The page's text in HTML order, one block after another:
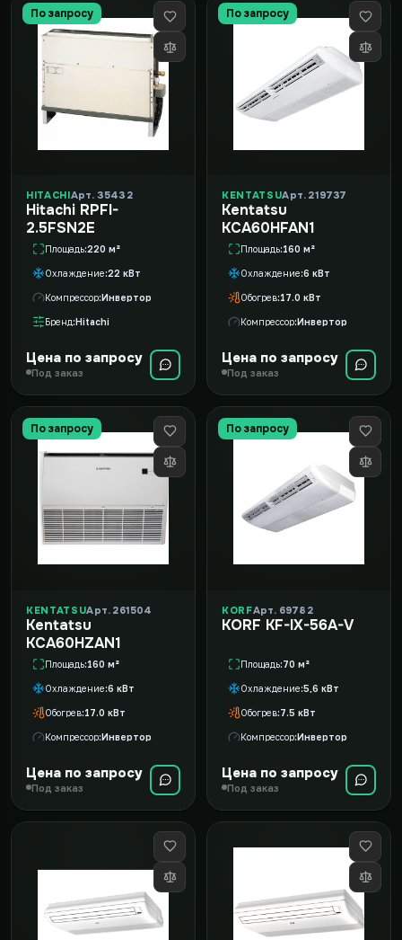
По запросу
HITACHIАрт. 35432
Hitachi RPFI-
2.5FSN2E
Площадь 220 м²
Охлаждение 22 кВт
Компрессор Инвертор
Бренд Hitachi
Цена по запросу
Под заказ
По запросу
KENTATSUАрт. 219737
Kentatsu
KCA60HFAN1
Площадь 160 м²
Охлаждение 6 кВт
Обогрев 17.0 кВт
Компрессор Инвертор
Цена по запросу
Под заказ
По запросу
KENTATSUАрт. 261504
Kentatsu
KCA60HZAN1
Площадь 160 м²
Охлаждение 6 кВт
Обогрев 17.0 кВт
Компрессор Инвертор
Цена по запросу
Под заказ
По запросу
KORFАрт. 69782
KORF KF-IX-56A-V
Площадь 70 м²
Охлаждение 5,6 кВт
Обогрев 7.5 кВт
Компрессор Инвертор
Цена по запросу
Под заказ